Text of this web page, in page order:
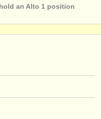
an Alto 1 position